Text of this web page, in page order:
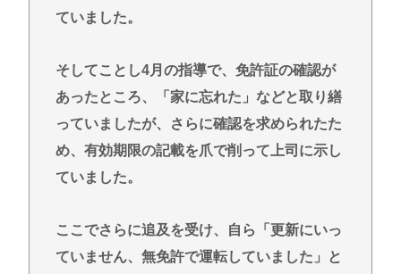
ていました。
そしてことし4月の指導で、免許証の確認が
あったところ、「家に忘れた」などと取り繕
っていましたが、さらに確認を求められたた
め、有効期限の記載を爪で削って上司に示し
ていました。
ここでさらに追及を受け、自ら「更新にいっ
ていません、無免許で運転していました」と